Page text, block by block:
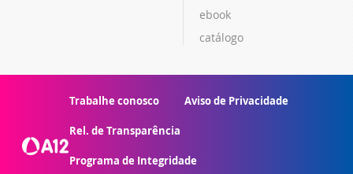
ebook
catálogo
Trabalhe conosco Aviso de Privacidade
Rel. de Transparência
Programa de Integridade